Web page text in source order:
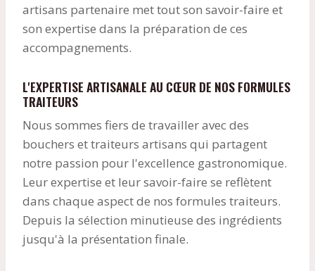
artisans partenaire met tout son savoir-faire et
son expertise dans la préparation de ces
accompagnements.
L'EXPERTISE ARTISANALE AU CŒUR DE NOS FORMULES
TRAITEURS
Nous sommes fiers de travailler avec des
bouchers et traiteurs artisans qui partagent
notre passion pour l'excellence gastronomique.
Leur expertise et leur savoir-faire se reflètent
dans chaque aspect de nos formules traiteurs.
Depuis la sélection minutieuse des ingrédients
jusqu'à la présentation finale.